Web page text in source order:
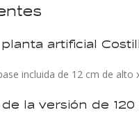
artificial
incluida de 12 cm de alto
la versión de 120